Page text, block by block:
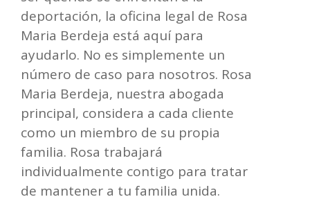
deportación, la oficina legal de Rosa
Maria Berdeja está aquí para
ayudarlo. No es simplemente un
número de caso para nosotros. Rosa
Maria Berdeja, nuestra abogada
principal, considera a cada cliente
como un miembro de su propia
familia. Rosa trabajará
individualmente contigo para tratar
de mantener a tu familia unida.